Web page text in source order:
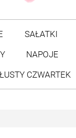
SAŁATKI
NAPOJE
CZWARTEK